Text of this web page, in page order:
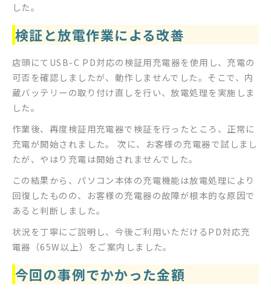
した。
検証と放電作業による改善
店頭にてUSB-C PD対応の検証用充電器を使用し、充電の
可否を確認しましたが、動作しませんでした。そこで、内
蔵バッテリーの取り付け直しを行い、放電処理を実施しま
した。
作業後、再度検証用充電器で検証を行ったところ、正常に
充電が開始されました。 次に、お客様の充電器で試しまし
たが、やはり充電は開始されませんでした。
この結果から、パソコン本体の充電機能は放電処理により
回復したものの、お客様の充電器の故障が根本的な原因で
あると判断しました。
状況を丁寧にご説明し、今後ご利用いただけるPD対応充
電器（65W以上）をご案内しました。
今回の事例でかかった金額